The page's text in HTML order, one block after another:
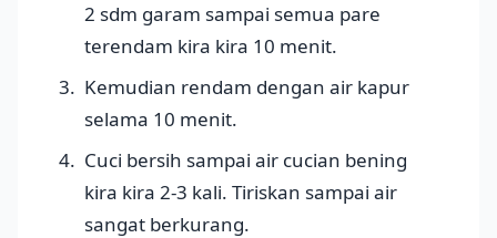
2 sdm garam sampai semua pare
terendam kira kira 10 menit.
Kemudian rendam dengan air kapur
selama 10 menit.
Cuci bersih sampai air cucian bening
kira kira 2-3 kali. Tiriskan sampai air
sangat berkurang.